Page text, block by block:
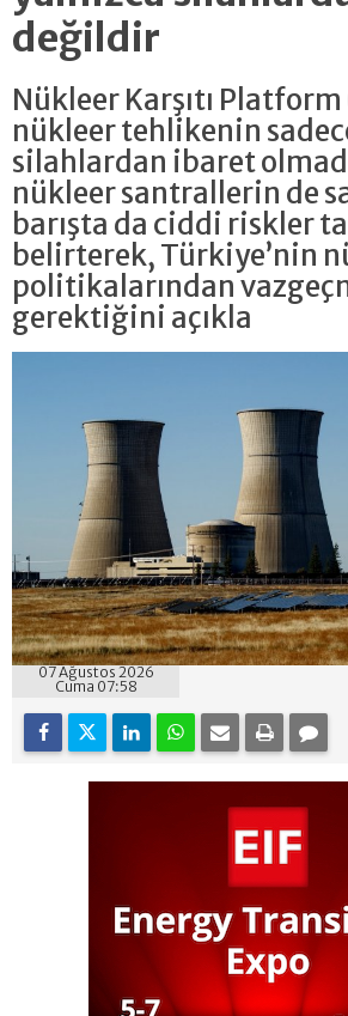
değildir
Nükleer Karşıtı Platform
nükleer tehlikenin
silahlardan ibaret
nükleer santrallerin de
barışta da ciddi riskler
belirterek, Türkiye’nin
politikalarından
gerektiğini açıkla
07 Ağustos 2026
Cuma 07:58